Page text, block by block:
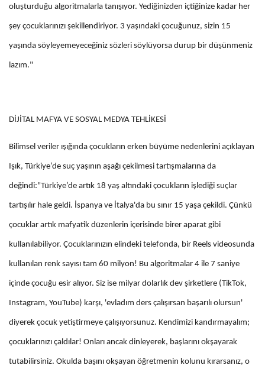
oluşturduğu algoritmalarla tanışıyor. Yediğinizden içtiğinize kadar her
şey çocuklarınızı şekillendiriyor. 3 yaşındaki çocuğunuz, sizin 15
yaşında söyleyemeyeceğiniz sözleri söylüyorsa durup bir düşünmeniz
lazım."
DİJİTAL MAFYA VE SOSYAL MEDYA TEHLİKESİ
Bilimsel veriler ışığında çocukların erken büyüme nedenlerini açıklayan
Işık, Türkiye’de suç yaşının aşağı çekilmesi tartışmalarına da
değindi:"Türkiye’de artık 18 yaş altındaki çocukların işlediği suçlar
tartışılır hale geldi. İspanya ve İtalya'da bu sınır 15 yaşa çekildi. Çünkü
çocuklar artık mafyatik düzenlerin içerisinde birer aparat gibi
kullanılabiliyor. Çocuklarınızın elindeki telefonda, bir Reels videosunda
kullanılan renk sayısı tam 60 milyon! Bu algoritmalar 4 ile 7 saniye
içinde çocuğu esir alıyor. Siz ise milyar dolarlık dev şirketlere (TikTok,
Instagram, YouTube) karşı, 'evladım ders çalışırsan başarılı olursun'
diyerek çocuk yetiştirmeye çalışıyorsunuz. Kendimizi kandırmayalım;
çocuklarınızı çaldılar! Onları ancak dinleyerek, başlarını okşayarak
tutabilirsiniz. Okulda başını okşayan öğretmenin kolunu kırarsanız, o